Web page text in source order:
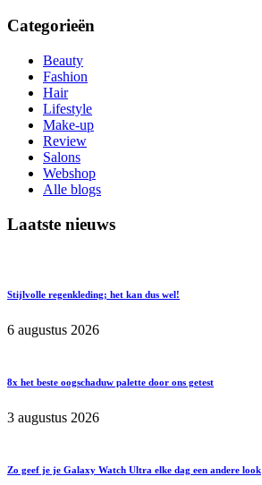
Categorieën
Beauty
Fashion
Hair
Lifestyle
Make-up
Review
Salons
Webshop
Alle blogs
Laatste nieuws
Stijlvolle regenkleding; het kan dus wel!
6 augustus 2026
8x het beste oogschaduw palette door ons getest
3 augustus 2026
Zo geef je je Galaxy Watch Ultra elke dag een andere look